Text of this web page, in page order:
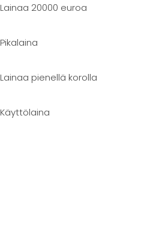
Lainaa 20000 euroa
Pikalaina
Lainaa pienellä korolla
Käyttölaina